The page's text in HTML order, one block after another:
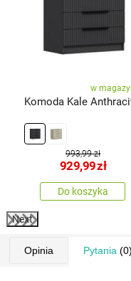
w
Komoda Kale
993,99 zł
929,99zł
Do koszyka
Next
Opinia Pytania (0)